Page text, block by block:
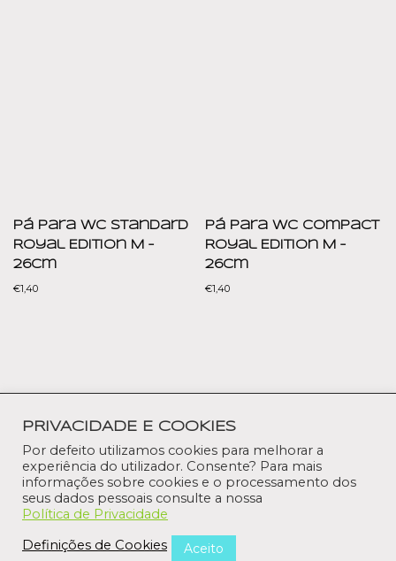
Pá para WC Standard
Royal Edition M –
26cm
€1,40
Pá para WC Compact
Royal Edition M –
26cm
€1,40
Neve| Powered byWordPress
PRIVACIDADE E COOKIES
Por defeito utilizamos cookies para melhorar a
experiência do utilizador. Consente? Para mais
informações sobre cookies e o processamento dos
seus dados pessoais consulte a nossa
Política de Privacidade
Definições de Cookies
Aceito